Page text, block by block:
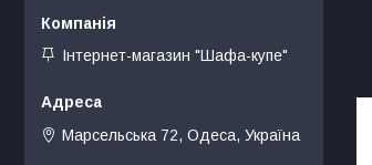
Інтернет-магазин "Шафа-купе"
Марсельська 72, Одеса, Україна